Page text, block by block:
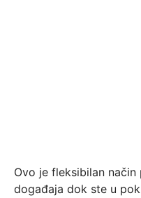
Ovo je fleksibilan
događaja dok ste u